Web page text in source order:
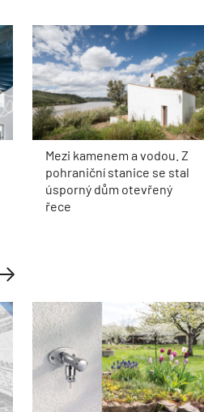
Mezi kamenem a vodou. Z
pohraniční stanice se stal
úsporný dům otevřený
řece